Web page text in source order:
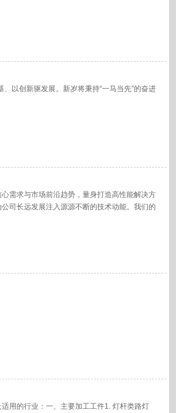
以创新驱发展。新岁将秉持“一马当先”的奋进
需求与市场前沿趋势，量身打造高性能解决方
司长远发展注入源源不断的技术动能。我们的
用的行业：一、主要加工工件1. 灯杆类路灯